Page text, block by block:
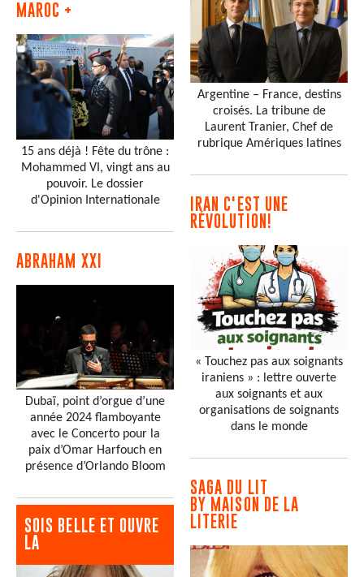
MAROC +
15 ans déjà ! Fête du trône :
Mohammed VI, vingt ans au
pouvoir. Le dossier
d'Opinion Internationale
ABRAHAM XXI
Dubaï, point d’orgue d’une
année 2024 flamboyante
avec le Concerto pour la
paix d’Omar Harfouch en
présence d’Orlando Bloom
SOIS BELLE ET OUVRE
LA
Argentine – France, destins
croisés. La tribune de
Laurent Tranier, Chef de
rubrique Amériques latines
IRAN C'EST UNE
RÉVOLUTION!
« Touchez pas aux soignants
iraniens » : lettre ouverte
aux soignants et aux
organisations de soignants
dans le monde
SAGA DU LIT
BY MAISON DE LA
LITERIE